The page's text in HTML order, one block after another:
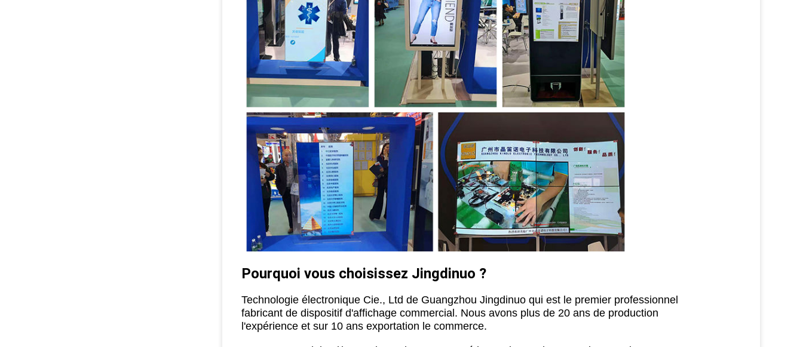
Pourquoi vous choisissez Jingdinuo ?
Technologie électronique Cie., Ltd de Guangzhou Jingdinuo qui est le premier professionnel
fabricant de dispositif d'affichage commercial. Nous avons plus de 20 ans de production
l'expérience et sur 10 ans exportation le commerce.